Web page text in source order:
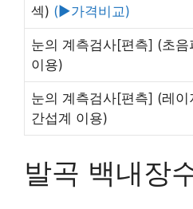
섹) (▶가격비교)
눈의 계측검사[편측] (초음
이용)
눈의 계측검사[편측] (레이
간섭계 이용)
발곡 백내장